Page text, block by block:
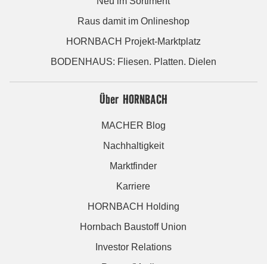
Raus damit im Onlineshop
HORNBACH Projekt-Marktplatz
BODENHAUS: Fliesen. Platten. Dielen
Über HORNBACH
MACHER Blog
Nachhaltigkeit
Marktfinder
Karriere
HORNBACH Holding
Hornbach Baustoff Union
Investor Relations